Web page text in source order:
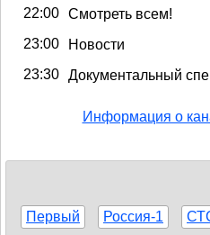
22:00 Смотреть всем!
23:00 Новости
23:30 Документальный
Информация о
Первый Россия-1